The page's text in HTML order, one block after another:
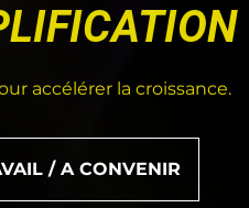
accélérer la croissance.
/ A CONVENIR